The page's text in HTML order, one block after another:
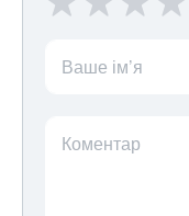
Ваше ім’я
Коментар